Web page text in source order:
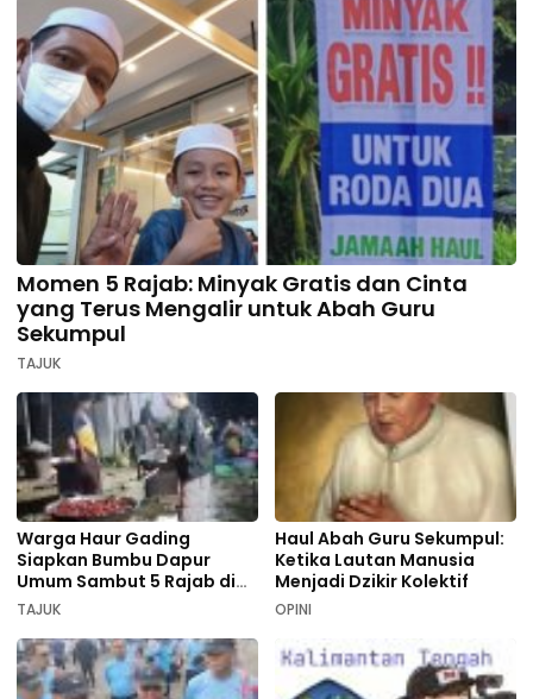
Momen 5 Rajab: Minyak Gratis dan Cinta
yang Terus Mengalir untuk Abah Guru
Sekumpul
TAJUK
Warga Haur Gading
Siapkan Bumbu Dapur
Umum Sambut 5 Rajab di
Sekumpul
TAJUK
Haul Abah Guru Sekumpul:
Ketika Lautan Manusia
Menjadi Dzikir Kolektif
OPINI